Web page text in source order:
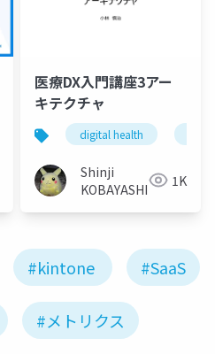
リファクタリング
医療DX入門講座3アー
キテクチャ
digital health
Shinji
KOBAYASHI
1K
#kintone #SaaS
#メトリクス